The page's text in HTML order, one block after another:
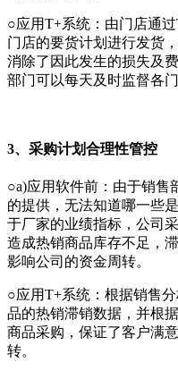
○应用T+系统：由门店通
门店的要货计划进行发货
消除了因此发生的损失及
部门可以每天及时监督各
3、采购计划合理性管控
○a)应用软件前：由于销售
的提供，无法知道哪一些
于厂家的业绩指标，公司
造成热销商品库存不足，
影响公司的资金周转。
○应用T+系统：根据销售
品的热销滞销数据，并根
商品采购，保证了客户满
转。